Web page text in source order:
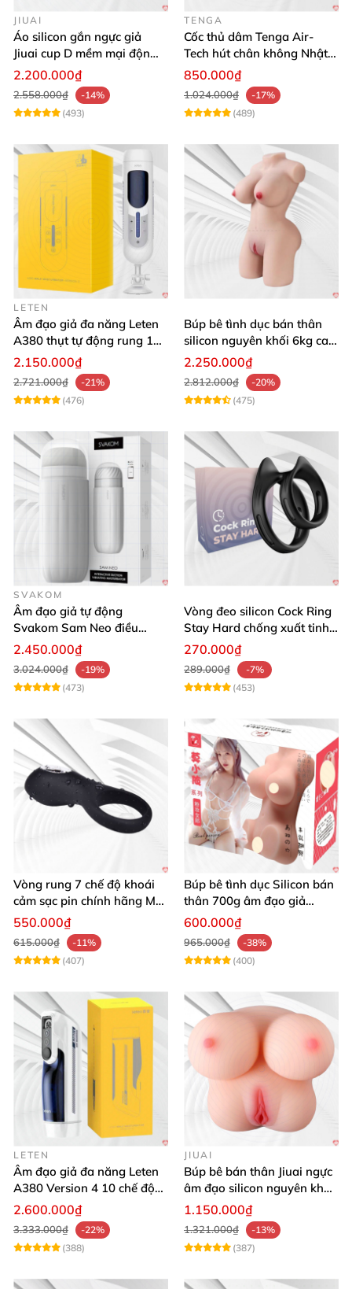
JIUAI
Áo silicon gắn ngực giả
Jiuai cup D mềm mại độn
ngực tự nhiên cho nam
2.200.000₫
2.558.000₫
-14%
(493)
TENGA
Cốc thủ dâm Tenga Air-
Tech hút chân không Nhật
Bản, silicone an toàn
850.000₫
1.024.000₫
-17%
(489)
LETEN
Âm đạo giả đa năng Leten
A380 thụt tự động rung 10
chế độ
2.150.000₫
2.721.000₫
-21%
(476)
Búp bê tình dục bán thân
silicon nguyên khối 6kg cao
cấp giá rẻ
2.250.000₫
2.812.000₫
-20%
(475)
SVAKOM
Âm đạo giả tự động
Svakom Sam Neo điều
khiển app webcam cao cấp
2.450.000₫
3.024.000₫
-19%
(473)
Vòng đeo silicon Cock Ring
Stay Hard chống xuất tinh
sớm
270.000₫
289.000₫
-7%
(453)
Vòng rung 7 chế độ khoái
cảm sạc pin chính hãng Mỹ
cực phê
550.000₫
615.000₫
-11%
(407)
Búp bê tình dục Silicon bán
thân 700g âm đạo giả
nguyên khối giống thật
600.000₫
965.000₫
-38%
(400)
LETEN
Âm đạo giả đa năng Leten
A380 Version 4 10 chế độ
bú mút sục
2.600.000₫
3.333.000₫
-22%
(388)
JIUAI
Búp bê bán thân Jiuai ngực
âm đạo silicon nguyên khối
cao cấp
1.150.000₫
1.321.000₫
-13%
(387)